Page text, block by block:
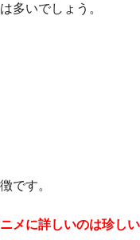
多いでしょう。
です。
メに詳しいのは珍しい